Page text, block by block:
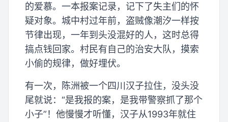
的爱慕。一本报案记录，记下了失主们的怀
疑对象。城中村过年前，盗贼像潮汐一样按
节律出现，一年到头没混好的人，这时总得
搞点钱回家。村民有自己的治安大队，摸索
小偷的规律，做好埋伏。
有一次，陈洲被一个四川汉子拉住，没头没
尾就说：“是我报的案，是我带警察抓了那个
小子”！他慢慢才听懂，汉子从1993年就住